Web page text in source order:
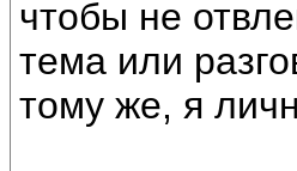
чтобы не
тема или
тому же, я